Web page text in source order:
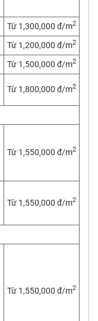
Từ 1,300,000 đ/m2
Từ 1,200,000 đ/m2
Từ 1,500,000 đ/m2
Từ 1,800,000 đ/m2
Từ 1,550,000 đ/m2
Từ 1,550,000 đ/m2
Từ 1,550,000 đ/m2